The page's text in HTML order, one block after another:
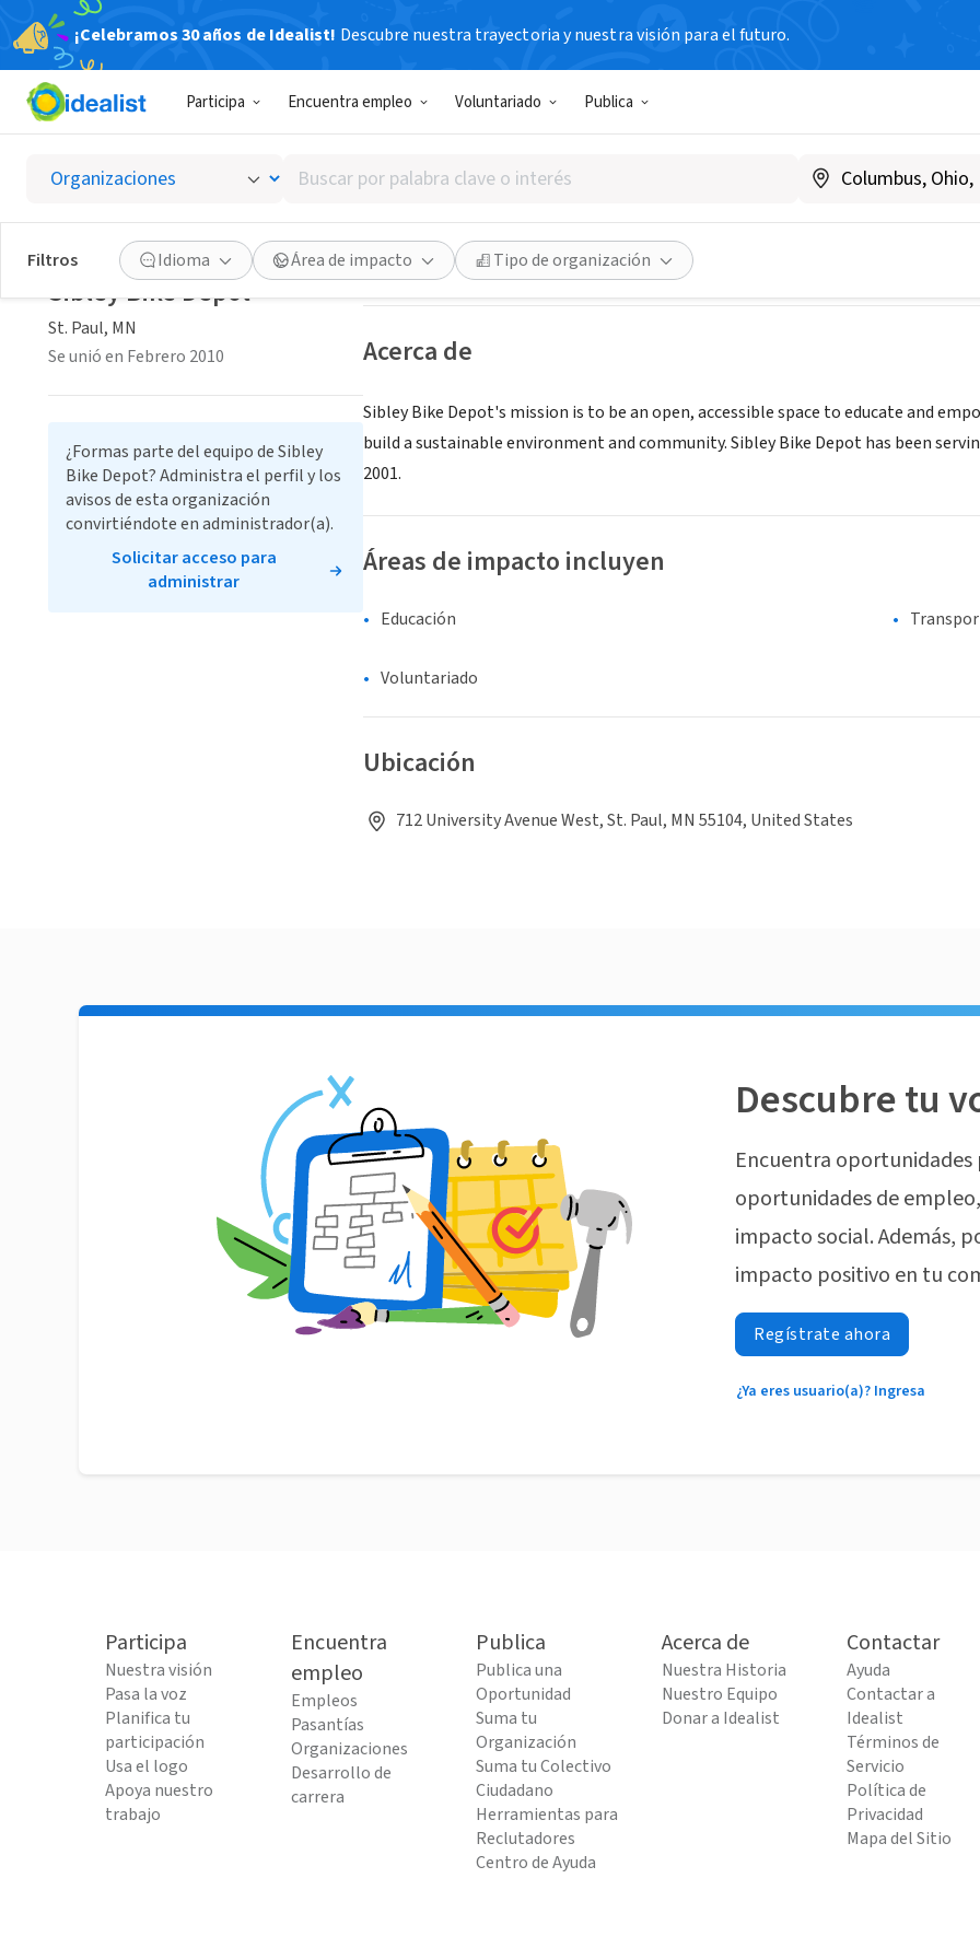
¡Celebramos 30 años de Idealist! Descubre nuestra trayectoria y nuestra visión para el futuro.
Participa Encuentra empleo Voluntariado Publica
Buscar
por
palabra
clave
o
interés
Filtros Idioma Área de impacto Tipo de organización
Sibley Bike Depot
St. Paul, MN |www.sibleybikedepot.org
Guardar Compartir
Acerca de
Sibley Bike Depot's mission is to be an open, accessible space to educate and
build a sustainable environment and community. Sibley Bike Depot has been
2001.
Áreas de impacto incluyen
Educación
Voluntariado
Ubicación
712 University Avenue West, St. Paul, MN 55104, United States
Sibley Bike Depot
St. Paul, MN
Se unió en Febrero 2010
¿Formas parte del equipo de Sibley
Bike Depot? Administra el perfil y los
avisos de esta organización
convirtiéndote en administrador(a).
Solicitar acceso para
administrar
Descubre tu
Encuentra
oportunidades de
impacto social. Además,
impacto positivo en tu
Regístrate ahora
¿Ya eres usuario(a)? Ingresa
Participa
Nuestra visión
Pasa la voz
Planifica tu
participación
Usa el logo
Apoya nuestro
trabajo
Encuentra
empleo
Empleos
Pasantías
Organizaciones
Desarrollo de
carrera
Publica
Publica una
Oportunidad
Suma tu
Organización
Suma tu Colectivo
Ciudadano
Herramientas para
Reclutadores
Centro de Ayuda
Acerca de
Nuestra Historia
Nuestro Equipo
Donar a Idealist
Contactar
Ayuda
Contactar a
Idealist
Términos de
Servicio
Política de
Privacidad
Mapa del Sitio